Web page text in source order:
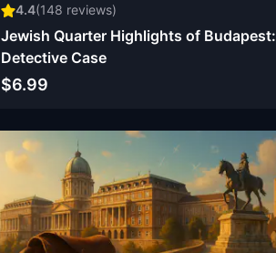
4.4(148 reviews)
Jewish Quarter Highlights of Budapest:
Detective Case
$6.99